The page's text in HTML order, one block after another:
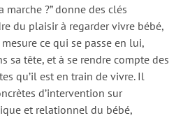
marche ?” donne des clés
du plaisir à regarder vivre bébé,
ce qui se passe en lui,
sa tête, et à se rendre compte des
qu’il est en train de vivre. Il
d’intervention sur
et relationnel du bébé,